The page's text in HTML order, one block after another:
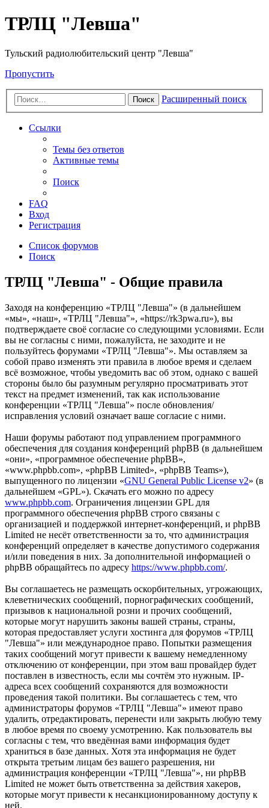
ТРЛЦ "Левша"
Тульский радиолюбительский центр "Левша"
Пропустить
Поиск Расширенный поиск
Ссылки
Темы без ответов
Активные темы
Поиск
FAQ
Вход
Регистрация
Список форумов
Поиск
ТРЛЦ "Левша" - Общие правила
Заходя на конференцию «ТРЛЦ "Левша"» (в дальнейшем
«мы», «наш», «ТРЛЦ "Левша"», «https://rk3pwa.ru»), вы
подтверждаете своё согласие со следующими условиями. Если
вы не согласны с ними, пожалуйста, не заходите и не
пользуйтесь форумами «ТРЛЦ "Левша"». Мы оставляем за
собой право изменять эти правила в любое время и сделаем
всё возможное, чтобы уведомить вас об этом, однако с вашей
стороны было бы разумным регулярно просматривать этот
текст на предмет изменений, так как использование
конференции «ТРЛЦ "Левша"» после обновления/
исправления условий означает ваше согласие с ними.
Наши форумы работают под управлением программного
обеспечения для создания конференций phpBB (в дальнейшем
«они», «программное обеспечение phpBB»,
«www.phpbb.com», «phpBB Limited», «phpBB Teams»),
выпущенного по лицензии «GNU General Public License v2» (в
дальнейшем «GPL»). Скачать его можно по адресу
www.phpbb.com. Ограничения лицензии GPL для
программного обеспечения phpBB строго связаны с
организацией и поддержкой интернет-конференций, и phpBB
Limited не несёт ответственности за то, что администрация
конференций определяет в качестве допустимого содержания
и/или поведения в них. За дополнительной информацией о
phpBB обращайтесь по адресу https://www.phpbb.com/.
Вы соглашаетесь не размещать оскорбительных, угрожающих,
клеветнических сообщений, порнографических сообщений,
призывов к национальной розни и прочих сообщений,
которые могут нарушить законы вашей страны, страны,
которая предоставляет услуги хостинга для форумов «ТРЛЦ
"Левша"» или международное право. Попытки размещения
таких сообщений могут привести к вашему немедленному
отключению от конференции, при этом ваш провайдер будет
поставлен в известность, если мы сочтём это нужным. IP-
адреса всех сообщений сохраняются для возможности
проведения такой политики. Вы соглашаетесь с тем, что
администраторы форумов «ТРЛЦ "Левша"» имеют право
удалить, отредактировать, перенести или закрыть любую тему
в любое время по своему усмотрению. Как пользователь вы
согласны с тем, что введённая вами информация будет
храниться в базе данных. Хотя эта информация не будет
открыта третьим лицам без вашего разрешения, ни
администрация конференции «ТРЛЦ "Левша"», ни phpBB
Limited не может быть ответственна за действия хакеров,
которые могут привести к несанкционированному доступу к
ней.